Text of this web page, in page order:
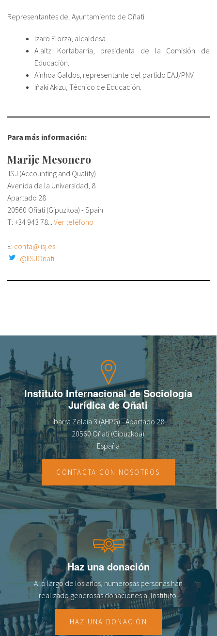
Representantes del Ayuntamiento de Oñati:
Izaro Elorza, alcaldesa.
Alaitz Kortabarria, presidenta de la Comisión de
Educación.
Ainhoa Galdos, representante del partido EAJ/PNV.
Iñaki Akizu, Técnico de Educación.
Para más información:
Marije Mesonero
IISJ (Accounting and Quality)
Avenida de la Universidad, 8
Apartado 28
20560 Oñati (Gipuzkoa) - Spain
T: +34 943 78... Ver teléfono
E: conta@iisj.es
@IISJOnati
Instituto Internacional de Sociología
Jurídica de Oñati
Ibarra Zelaia 3 (AHPG) - Apartado 28
20560 Oñati (Gipuzkoa)
España
CONTACTA CON NOSOTROS
Haz una donación
A lo largo de los años, numerosas personas han
realizado generosas donaciones al lnstituto.
HAZ UNA DONACIÓN